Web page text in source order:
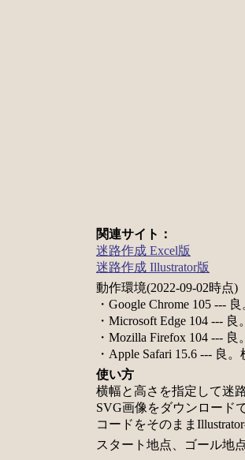
関連サイト：
迷路作成 Excel版
迷路作成 Illustrator版
動作環境(2022-09-02時点)
・Google Chrome 105 ---
・Microsoft Edge 104 ---
・Mozilla Firefox 104 ---
・Apple Safari 15.6 --- 良
使い方
横幅と高さを指定して迷
SVG画像をダウンロード
コードをそのまま
スタート地点、ゴール地